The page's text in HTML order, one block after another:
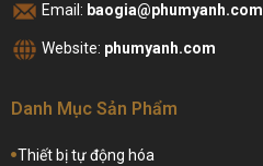
Email: baogia@phumyanh.com
Website: phumyanh.com
Danh Mục Sản Phẩm
Thiết bị tự động hóa